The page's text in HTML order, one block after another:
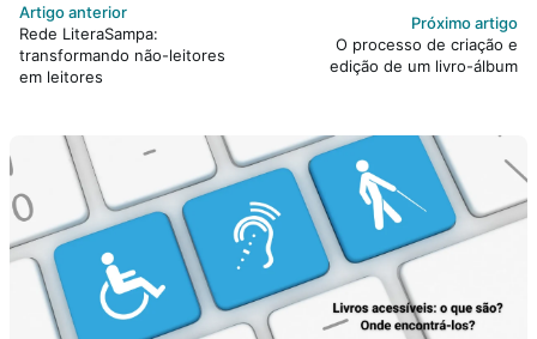
Artigo anterior
Rede LiteraSampa:
transformando não-leitores
em leitores
Próximo artigo
O processo de criação e
edição de um livro-álbum